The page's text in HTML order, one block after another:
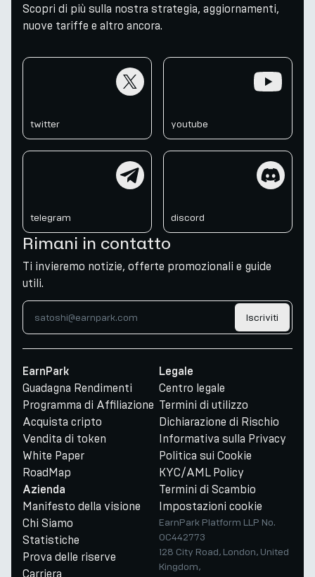
Scopri di più sulla nostra strategia, aggiornamenti,
nuove tariffe e altro ancora.
twitter youtube
telegram discord
Rimani in contatto
Ti invieremo notizie, offerte promozionali e guide
utili.
Iscriviti
EarnPark
Guadagna Rendimenti
Programma di Affiliazione
Acquista cripto
Vendita di token
White Paper
RoadMap
Azienda
Manifesto della visione
Chi Siamo
Statistiche
Prova delle riserve
Carriera
Legale
Centro legale
Termini di utilizzo
Dichiarazione di Rischio
Informativa sulla Privacy
Politica sui Cookie
KYC/AML Policy
Termini di Scambio
Impostazioni cookie
EarnPark Platform LLP No.
OC442773
128 City Road, London, United
Kingdom,